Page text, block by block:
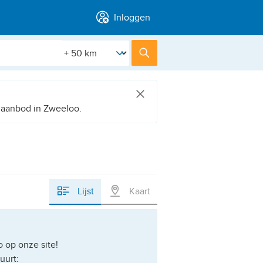
Inloggen
[Straal]
in Zweeloo.
Lijst Kaart
op onze site!